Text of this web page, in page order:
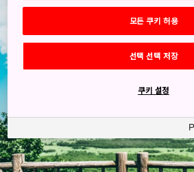
Green
모든 쿠키 허용
선택 선택 저장
쿠키 설정